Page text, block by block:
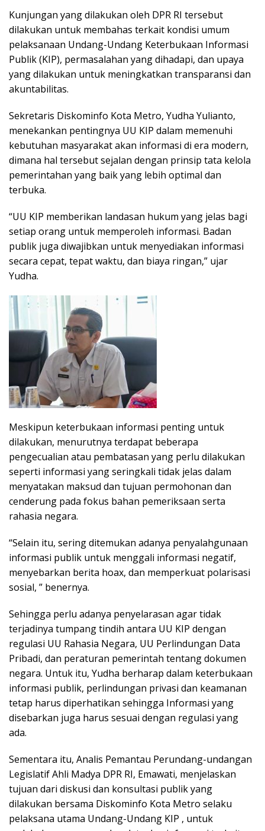
Kunjungan yang dilakukan oleh DPR RI tersebut
dilakukan untuk membahas terkait kondisi umum
pelaksanaan Undang-Undang Keterbukaan Informasi
Publik (KIP), permasalahan yang dihadapi, dan upaya
yang dilakukan untuk meningkatkan transparansi dan
akuntabilitas.
Sekretaris Diskominfo Kota Metro, Yudha Yulianto,
menekankan pentingnya UU KIP dalam memenuhi
kebutuhan masyarakat akan informasi di era modern,
dimana hal tersebut sejalan dengan prinsip tata kelola
pemerintahan yang baik yang lebih optimal dan
terbuka.
“UU KIP memberikan landasan hukum yang jelas bagi
setiap orang untuk memperoleh informasi. Badan
publik juga diwajibkan untuk menyediakan informasi
secara cepat, tepat waktu, dan biaya ringan,” ujar
Yudha.
Meskipun keterbukaan informasi penting untuk
dilakukan, menurutnya terdapat beberapa
pengecualian atau pembatasan yang perlu dilakukan
seperti informasi yang seringkali tidak jelas dalam
menyatakan maksud dan tujuan permohonan dan
cenderung pada fokus bahan pemeriksaan serta
rahasia negara.
“Selain itu, sering ditemukan adanya penyalahgunaan
informasi publik untuk menggali informasi negatif,
menyebarkan berita hoax, dan memperkuat polarisasi
sosial, ” benernya.
Sehingga perlu adanya penyelarasan agar tidak
terjadinya tumpang tindih antara UU KIP dengan
regulasi UU Rahasia Negara, UU Perlindungan Data
Pribadi, dan peraturan pemerintah tentang dokumen
negara. Untuk itu, Yudha berharap dalam keterbukaan
informasi publik, perlindungan privasi dan keamanan
tetap harus diperhatikan sehingga Informasi yang
disebarkan juga harus sesuai dengan regulasi yang
ada.
Sementara itu, Analis Pemantau Perundang-undangan
Legislatif Ahli Madya DPR RI, Emawati, menjelaskan
tujuan dari diskusi dan konsultasi publik yang
dilakukan bersama Diskominfo Kota Metro selaku
pelaksana utama Undang-Undang KIP , untuk